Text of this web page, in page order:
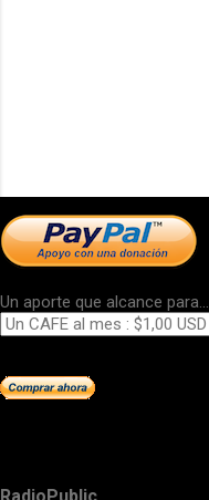
Un aporte que alcance para...